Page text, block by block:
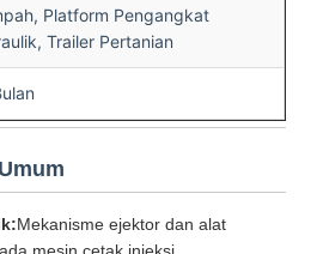
Platform Pengangkat
Trailer Pertanian
Mekanisme ejektor dan alat
mesin cetak injeksi